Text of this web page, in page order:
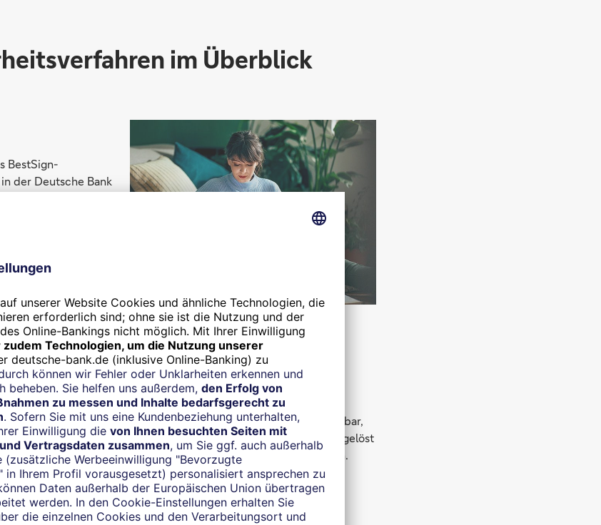
im Überblick
BestSign-
der Deutsche Bank
neben der
mehr, um Ihre
Bei Bedarf steht
ein
Gerät zur
photoTAN
Ihr photoTAN-Verfahren ist weiterhin nutzbar,
wird aber schrittweise durch BestSign abgelöst
und kann nicht mehr neu aktiviert werden.
Mehr zum photoTAN-Verfahren